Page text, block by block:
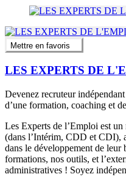
Mettre en favoris
LES EXPERTS DE
Devenez recruteur
d’une formation, coaching et
Les Experts de l’Emploi est un
(dans l’Intérim, CDD et CDI),
dans le développement de leur
formations, nos outils, et
administratives ! Soyez